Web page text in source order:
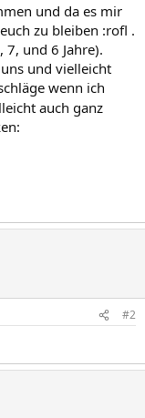
und da es mir
zu bleiben :rofl .
und 6 Jahre).
und vielleicht
wenn ich
auch ganz
#2